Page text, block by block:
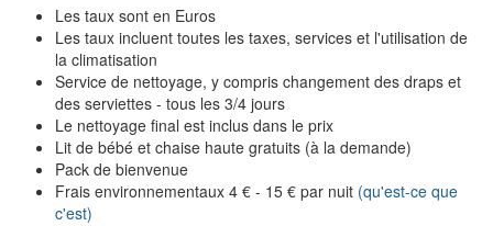
Les taux sont en Euros
Les taux incluent toutes les taxes, services et l'utilisation de
la climatisation
Service de nettoyage, y compris changement des draps et
des serviettes - tous les 3/4 jours
Le nettoyage final est inclus dans le prix
Lit de bébé et chaise haute gratuits (à la demande)
Pack de bienvenue
Frais environnementaux 4 € - 15 € par nuit (qu'est-ce que
c'est)